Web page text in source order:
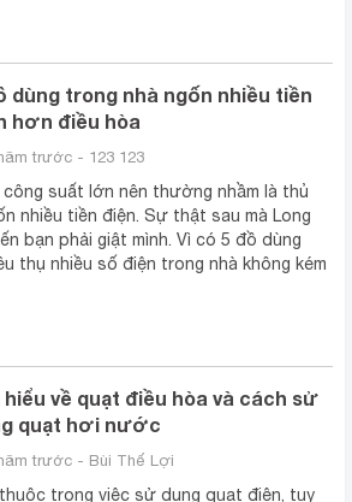
dùng trong nhà ngốn nhiều tiền
hơn điều hòa
trước - 123 123
suất lớn nên thường nhầm là thủ
nhiều tiền điện. Sự thật sau mà Long
bạn phải giật mình. Vì có 5 đồ dùng
thụ nhiều số điện trong nhà không kém
hiểu về quạt điều hòa và cách sử
quạt hơi nước
trước - Bùi Thế Lợi
trong việc sử dụng quạt điện, tuy